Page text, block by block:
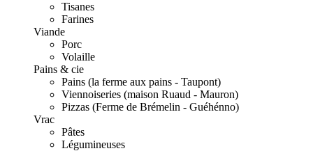
Tisanes
Farines
Viande
Porc
Volaille
Pains & cie
Pains (la ferme aux pains - Taupont)
Viennoiseries (maison Ruaud - Mauron)
Pizzas (Ferme de Brémelin - Guéhénno)
Vrac
Pâtes
Légumineuses